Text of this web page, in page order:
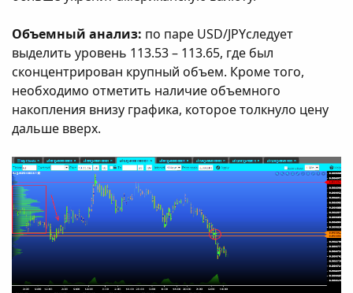
Объемный анализ: по паре USD/JPYследует
выделить уровень 113.53 – 113.65, где был
сконцентрирован крупный объем. Кроме того,
необходимо отметить наличие объемного
накопления внизу графика, которое толкнуло цену
дальше вверх.